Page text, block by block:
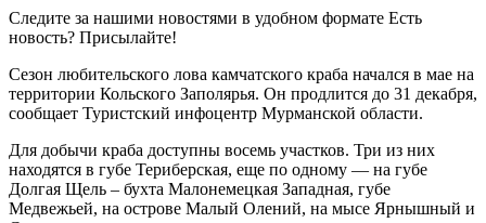
Следите за нашими новостями в удобном формате Есть
новость? Присылайте!
Сезон любительского лова камчатского краба начался в мае на
территории Кольского Заполярья. Он продлится до 31 декабря,
сообщает Туристский инфоцентр Мурманской области.
Для добычи краба доступны восемь участков. Три из них
находятся в губе Териберская, еще по одному — на губе
Долгая Щель – бухта Малонемецкая Западная, губе
Медвежьей, на острове Малый Олений, на мысе Ярнышный и